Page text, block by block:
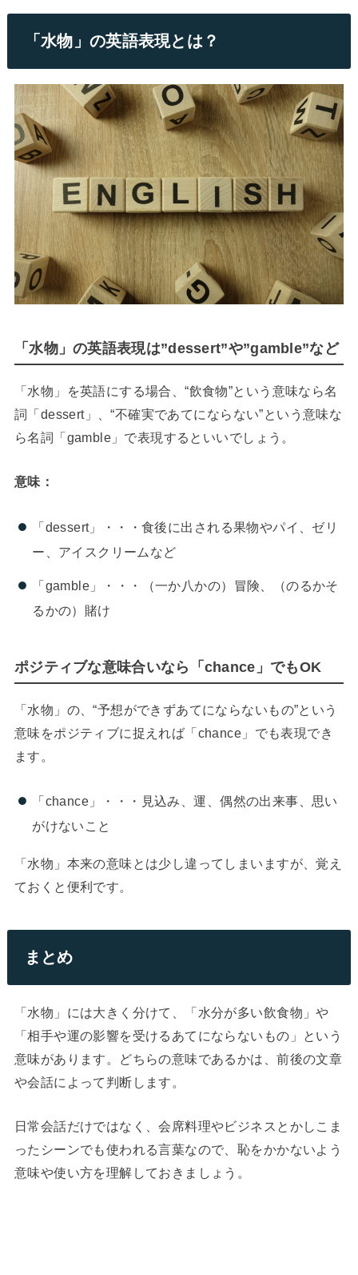
「水物」の英語表現とは？
「水物」の英語表現は”dessert”や”gamble”など
「水物」を英語にする場合、“飲食物”という意味なら名
詞「dessert」、“不確実であてにならない”という意味な
ら名詞「gamble」で表現するといいでしょう。
意味：
「dessert」・・・食後に出される果物やパイ、ゼリ
ー、アイスクリームなど
「gamble」・・・（一か八かの）冒険、（のるかそ
るかの）賭け
ポジティブな意味合いなら「chance」でもOK
「水物」の、“予想ができずあてにならないもの”という
意味をポジティブに捉えれば「chance」でも表現でき
ます。
「chance」・・・見込み、運、偶然の出来事、思い
がけないこと
「水物」本来の意味とは少し違ってしまいますが、覚え
ておくと便利です。
まとめ
「水物」には大きく分けて、「水分が多い飲食物」や
「相手や運の影響を受けるあてにならないもの」という
意味があります。どちらの意味であるかは、前後の文章
や会話によって判断します。
日常会話だけではなく、会席料理やビジネスとかしこま
ったシーンでも使われる言葉なので、恥をかかないよう
意味や使い方を理解しておきましょう。